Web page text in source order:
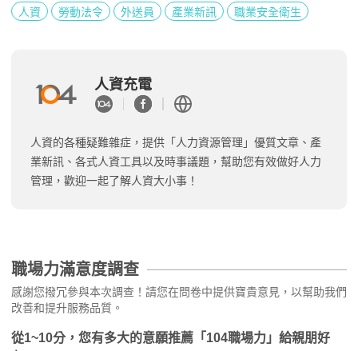
人資 勞動法令 外送員 產業新訊 職業安全衛生
人資充電
人資的各種疑難雜症，提供「人力資源管理」優質文章、產
業新訊、各式人資工具以及時事議題，幫助您有效做好人力
管理，歡迎一起了解人資大小事！
職場力滿意度調查
感謝您撥冗參與本次調查！請您在問卷中提供寶貴意見，以幫助我們
改善和提升服務品質。
從1~10分，您有多大的意願推薦「104職場力」給親朋好